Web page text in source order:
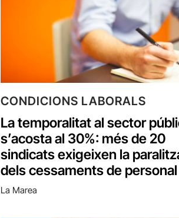
CONDICIONS LABORALS
La temporalitat al sector
s’acosta al 30%: més de 20
sindicats exigeixen la
dels cessaments de personal
La Marea